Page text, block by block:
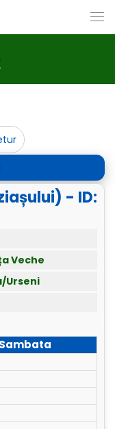
- ID:
Veche
Urseni